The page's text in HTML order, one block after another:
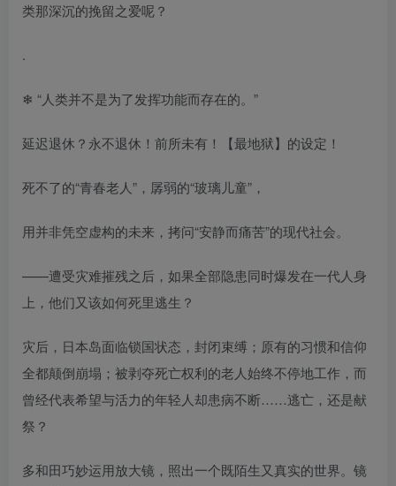
类那深沉的挽留之爱呢？
.
❄ “人类并不是为了发挥功能而存在的。”
延迟退休？永不退休！前所未有！【最地狱】的设定！
死不了的“青春老人”，孱弱的“玻璃儿童”，
用并非凭空虚构的未来，拷问“安静而痛苦”的现代社会。
——遭受灾难摧残之后，如果全部隐患同时爆发在一代人身
上，他们又该如何死里逃生？
灾后，日本岛面临锁国状态，封闭束缚；原有的习惯和信仰
全都颠倒崩塌；被剥夺死亡权利的老人始终不停地工作，而
曾经代表希望与活力的年轻人却患病不断……逃亡，还是献
祭？
多和田巧妙运用放大镜，照出一个既陌生又真实的世界。镜